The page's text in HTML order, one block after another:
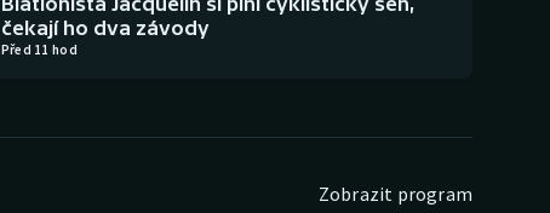
čekají ho dva závody
Před 11 hod
Zobrazit program